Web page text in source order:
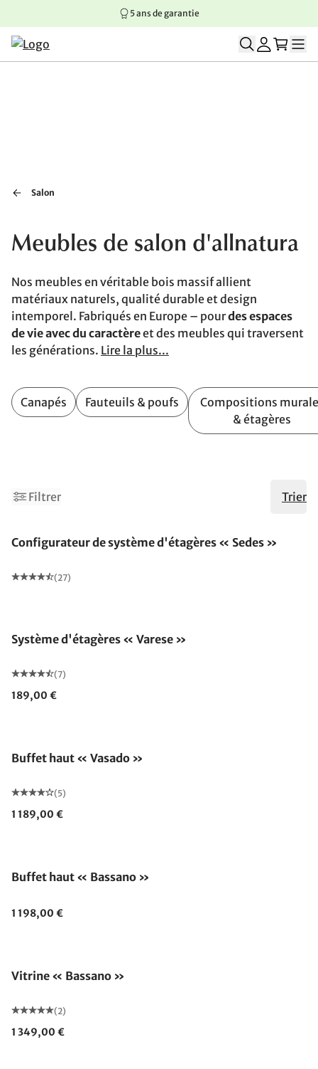
Aller au contenu principal
Aller à la navigation principale
Aller au pied de page
5 ans de garantie
Salon
Meubles de salon d'allnatura
Nos meubles en véritable bois massif allient
matériaux naturels, qualité durable et design
intemporel. Fabriqués en Europe – pourdes espaces
de vie avec du caractèreet des meubles qui traversent
les générations. Lire la plus...
Canapés Fauteuils & poufs
Compositions
& étagères
Filtrer Trier
Configurateur de système d'étagères « Sedes »
(27)
Système d'étagères « Varese »
(7)
189,00 €
Buffet haut « Vasado »
(5)
1 189,00 €
Buffet haut « Bassano »
1 198,00 €
Vitrine « Bassano »
(2)
1 349,00 €
3